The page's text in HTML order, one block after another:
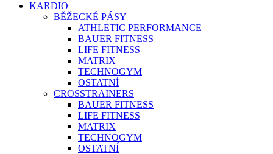
KARDIO
BĚŽECKÉ PÁSY
ATHLETIC PERFORMANCE
BAUER FITNESS
LIFE FITNESS
MATRIX
TECHNOGYM
OSTATNÍ
CROSSTRAINERS
BAUER FITNESS
LIFE FITNESS
MATRIX
TECHNOGYM
OSTATNÍ